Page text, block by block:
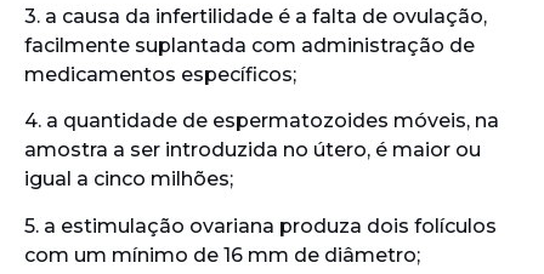
3. a causa da infertilidade é a falta de ovulação,
facilmente suplantada com administração de
medicamentos específicos;
4. a quantidade de espermatozoides móveis, na
amostra a ser introduzida no útero, é maior ou
igual a cinco milhões;
5. a estimulação ovariana produza dois folículos
com um mínimo de 16 mm de diâmetro;